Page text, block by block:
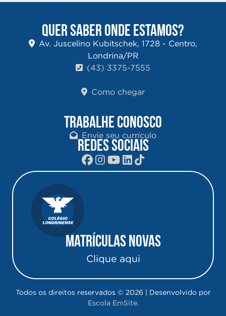
QUER SABER ONDE ESTAMOS?
Av. Juscelino Kubitschek, 1728 - Centro,
Londrina/PR
(43) 3375-7555
Como chegar
TRABALHE CONOSCO
Envie seu currículo
REDES SOCIAIS
Matrículas Novas
Clique aqui
Todos os direitos reservados © 2026 | Desenvolvido por
Escola EmSite.